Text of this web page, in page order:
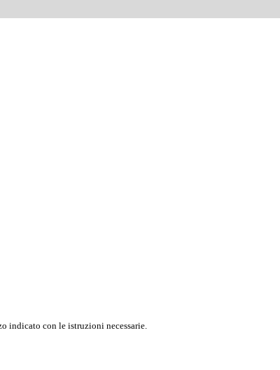
indicato con le istruzioni necessarie.